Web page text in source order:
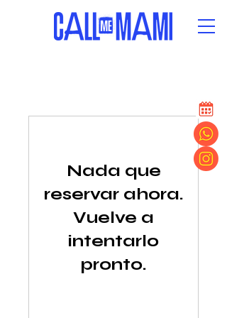
Nada que
reservar ahora.
Vuelve a
intentarlo
pronto.